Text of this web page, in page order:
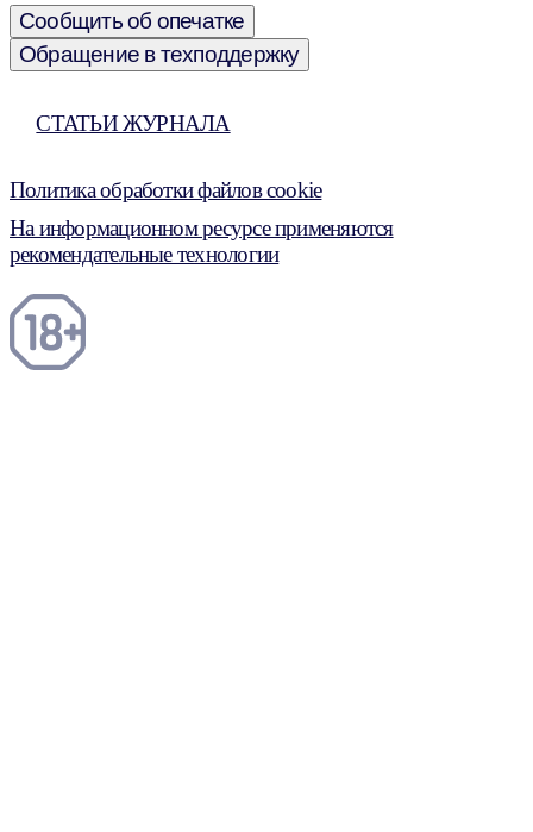
Сообщить об опечатке
Обращение в техподдержку
СТАТЬИ ЖУРНАЛА
Политика обработки файлов cookie
На информационном ресурсе применяются
рекомендательные технологии